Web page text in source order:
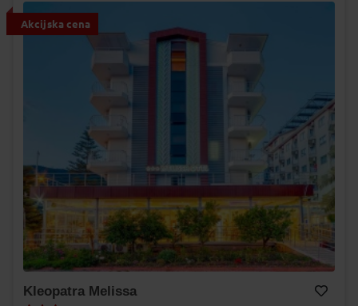
Akcijska cena
Kleopatra Melissa